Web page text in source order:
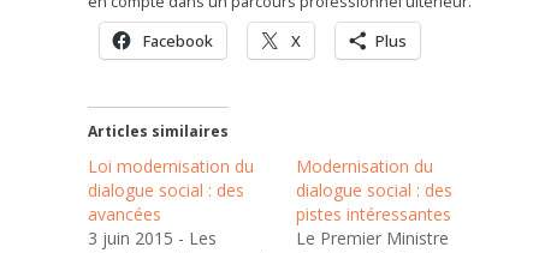
Facebook X Plus
Articles similaires
Loi modernisation du
dialogue social : des
avancées
3 juin 2015 - Les
Modernisation du
dialogue social : des
pistes intéressantes
Le Premier Ministre